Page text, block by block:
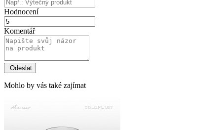
Hodnocení
Komentář
Mohlo by vás také zajímat